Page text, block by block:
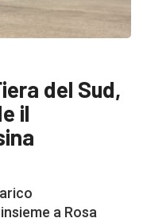
del Sud,
il
a Rosa